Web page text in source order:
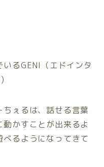
るGENI（エドインタ
ちぇるは、話せる言葉
かすことが出来るよ
るようになってきて